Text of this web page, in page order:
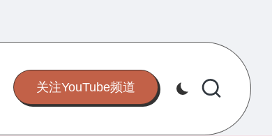
关注YouTube频道